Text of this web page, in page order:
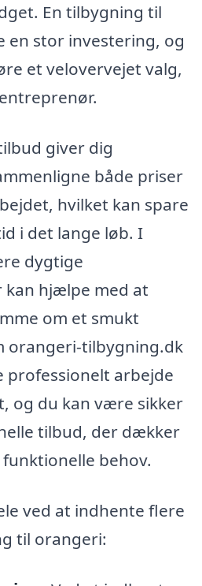
En tilbygning til
en stor investering, og
et velovervejet valg,
giver dig
både priser
hvilket kan spare
i det lange løb. I
dygtige
hjælpe med at
om et smukt
orangeri-tilbygning.dk
professionelt arbejde
og du kan være sikker
tilbud, der dækker
behov.
ved at indhente flere
til orangeri: